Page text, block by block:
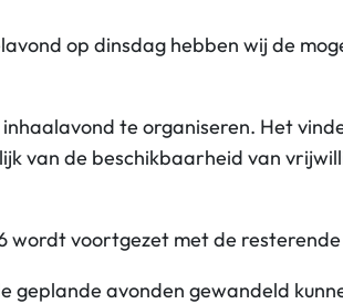
op dinsdag hebben wij de
te organiseren. Het
van de beschikbaarheid van
wordt voortgezet met de
avonden gewandeld